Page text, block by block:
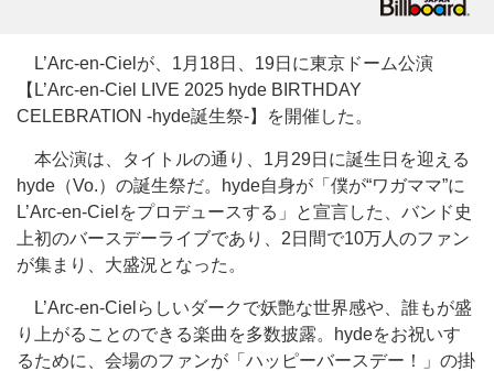
L’Arc-en-Cielが、1月18日、19日に東京ドーム公演
【L’Arc-en-Ciel LIVE 2025 hyde BIRTHDAY
CELEBRATION -hyde誕生祭-】を開催した。
本公演は、タイトルの通り、1月29日に誕生日を迎える
hyde（Vo.）の誕生祭だ。hyde自身が「僕が“ワガママ”に
L’Arc-en-Cielをプロデュースする」と宣言した、バンド史
上初のバースデーライブであり、2日間で10万人のファン
が集まり、大盛況となった。
L’Arc-en-Cielらしいダークで妖艶な世界感や、誰もが盛
り上がることのできる楽曲を多数披露。hydeをお祝いす
るために、会場のファンが「ハッピーバースデー！」の掛